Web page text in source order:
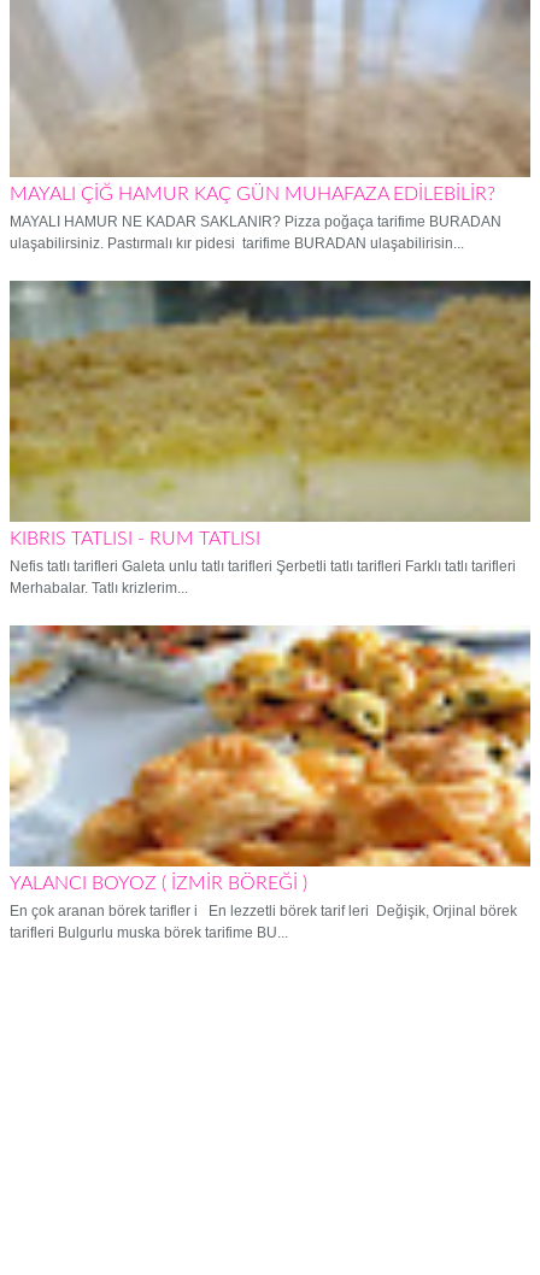
MAYALI ÇİĞ HAMUR KAÇ GÜN MUHAFAZA EDİLEBİLİR?
MAYALI HAMUR NE KADAR SAKLANIR? Pizza poğaça tarifime BURADAN
ulaşabilirsiniz. Pastırmalı kır pidesi tarifime BURADAN ulaşabilirisin...
KIBRIS TATLISI - RUM TATLISI
Nefis tatlı tarifleri Galeta unlu tatlı tarifleri Şerbetli tatlı tarifleri Farklı tatlı tarifleri
Merhabalar. Tatlı krizlerim...
YALANCI BOYOZ ( İZMİR BÖREĞİ )
En çok aranan börek tarifler i En lezzetli börek tarif leri Değişik, Orjinal börek
tarifleri Bulgurlu muska börek tarifime BU...